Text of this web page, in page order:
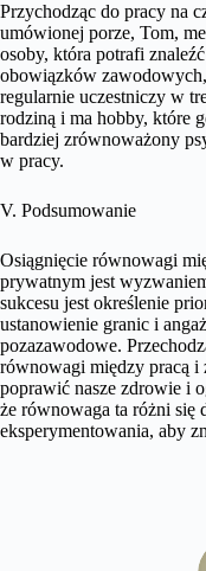
Przychodząc do pracy na
umówionej porze, Tom,
osoby, która potrafi
obowiązków
regularnie uczestniczy w
rodziną i ma hobby, które
bardziej zrównoważony
w pracy.
V. Podsumowanie
Osiągnięcie równowagi
prywatnym jest
sukcesu jest określenie
ustanowienie granic i
pozazawodowe.
równowagi między pracą
poprawić nasze zdrowie i
że równowaga ta różni się
eksperymentowania, aby